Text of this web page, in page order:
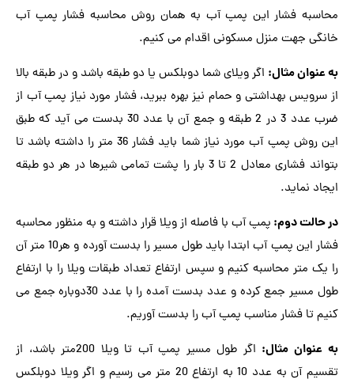
محاسبه فشار این پمپ آب به همان روش محاسبه فشار پمپ آب
خانگی جهت منزل مسکونی اقدام می کنیم.
به عنوان مثال: اگر ویلای شما دوبلکس یا دو طبقه باشد و در طبقه بالا
از سرویس بهداشتی و حمام نیز بهره ببرید، فشار مورد نیاز پمپ آب از
ضرب عدد 3 در 2 طبقه و جمع آن با عدد 30 بدست می آید که طبق
این روش پمپ آب مورد نیاز شما باید فشار 36 متر را داشته باشد تا
بتواند فشاری معادل 2 تا 3 بار را پشت تمامی شیرها در هر دو طبقه
ایجاد نماید.
در حالت دوم: پمپ آب با فاصله از ویلا قرار داشته و به منظور محاسبه
فشار این پمپ آب ابتدا باید طول مسیر را بدست آورده و هر10 متر آن
را یک متر محاسبه کنیم و سپس ارتفاع تعداد طبقات ویلا را با ارتفاع
طول مسیر جمع کرده و عدد بدست آمده را با عدد 30دوباره جمع می
کنیم تا فشار مناسب پمپ آب را بدست آوریم.
به عنوان مثال:
اگر طول مسیر پمپ آب تا ویلا 200متر باشد، از
تقسیم آن به عدد 10 به ارتفاع 20 متر می رسیم و اگر ویلا دوبلکس